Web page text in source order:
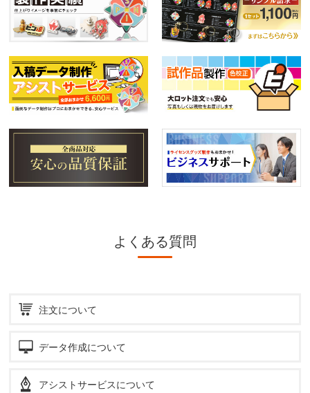
よくある質問
注文について
データ作成について
アシストサービスについて